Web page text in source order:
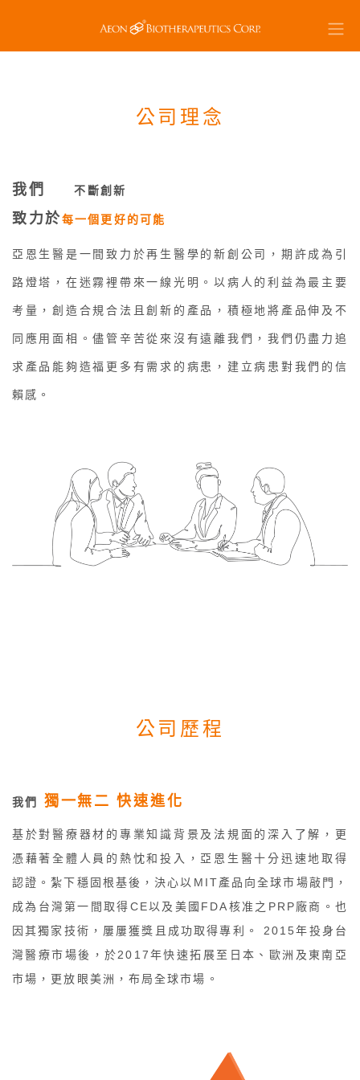
公司理念
我們 不斷創新
致力於每一個更好的可能
亞恩生醫是一間致力於再生醫學的新創公司，期許成為引
路燈塔，在迷霧裡帶來一線光明。以病人的利益為最主要
考量，創造合規合法且創新的產品，積極地將產品伸及不
同應用面相。儘管辛苦從來沒有遠離我們，我們仍盡力追
求產品能夠造福更多有需求的病患，建立病患對我們的信
賴感。
公司歷程
我們 獨一無二 快速進化
基於對醫療器材的專業知識背景及法規面的深入了解，更
憑藉著全體人員的熱忱和投入，亞恩生醫十分迅速地取得
認證。紮下穩固根基後，決心以MIT產品向全球市場敲門，
成為台灣第一間取得CE以及美國FDA核准之PRP廠商。也
因其獨家技術，屢屢獲獎且成功取得專利。 2015年投身台
灣醫療市場後，於2017年快速拓展至日本、歐洲及東南亞
市場，更放眼美洲，布局全球市場。